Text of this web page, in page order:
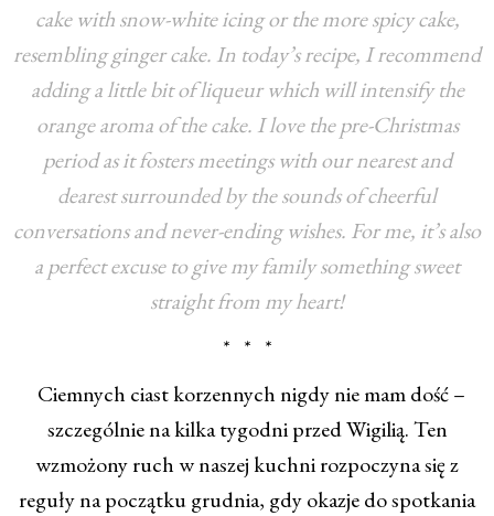
cake with snow-white icing or the more spicy cake,
resembling ginger cake. In today’s recipe, I recommend
adding a little bit of liqueur which will intensify the
orange aroma of the cake. I love the pre-Christmas
period as it fosters meetings with our nearest and
dearest surrounded by the sounds of cheerful
conversations and never-ending wishes. For me, it’s also
a perfect excuse to give my family something sweet
straight from my heart!
* * *
Ciemnych ciast korzennych nigdy nie mam dość –
szczególnie na kilka tygodni przed Wigilią. Ten
wzmożony ruch w naszej kuchni rozpoczyna się z
reguły na początku grudnia, gdy okazje do spotkania